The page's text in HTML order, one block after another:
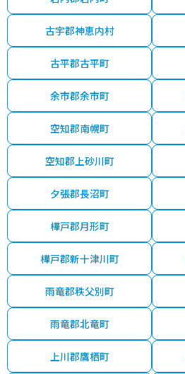
古宇郡神恵内村
古平郡古平町
余市郡余市町
空知郡南幌町
空知郡上砂川町
夕張郡長沼町
樺戸郡月形町
樺戸郡新十津川町
雨竜郡秩父別町
雨竜郡北竜町
上川郡鷹栖町